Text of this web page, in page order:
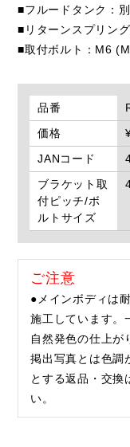
■フルードタンク：
■リターンスプリン
■取付ボルト：M6
品番
価格
JANコード
ブラケット取
付ピッチ/ボ
ルトサイズ
ご注意
●メインボディは
施工しています。
自然発色の仕上が
掲出写真とは色調
とする返品・交換
い。